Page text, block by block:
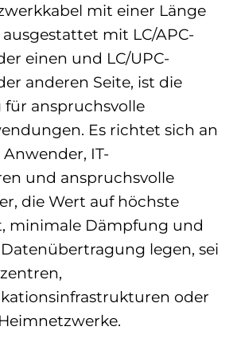
mit einer Länge
mit LC/APC-
einen und LC/UPC-
anderen Seite, ist die
für anspruchsvolle
Es richtet sich an
IT-
und anspruchsvolle
die Wert auf höchste
minimale Dämpfung und
legen, sei
oder